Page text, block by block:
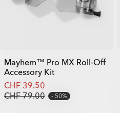
Mayhem™ Pro MX Roll-Off
Accessory Kit
CHF 39.50
CHF 79.00
50%